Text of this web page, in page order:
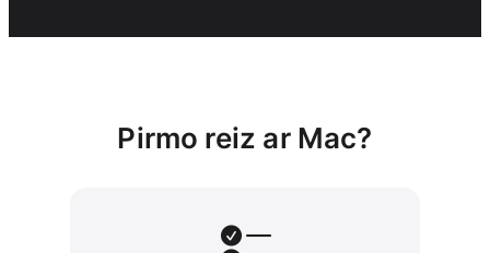
Pirmo reiz ar Mac?